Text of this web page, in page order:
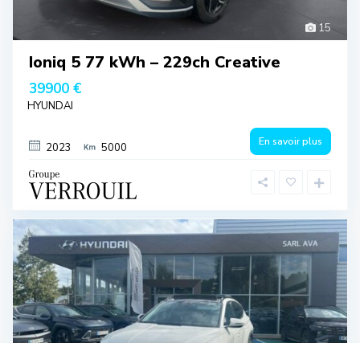
15
Ioniq 5 77 kWh – 229ch Creative
39900 €
HYUNDAI
2023 5000 En savoir plus